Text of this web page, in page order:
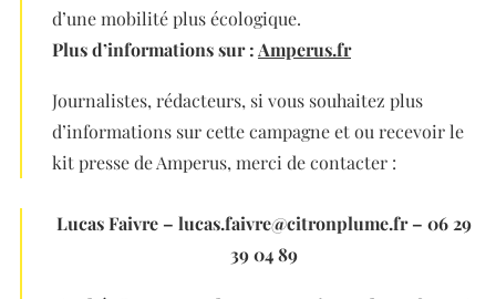
d’une mobilité plus écologique.
Plus d’informations sur :Amperus.fr
Journalistes, rédacteurs, si vous souhaitez plus
d’informations sur cette campagne et ou recevoir le
kit presse de Amperus, merci de contacter :
Lucas Faivre – lucas.faivre@citronplume.fr – 06 29
39 04 89